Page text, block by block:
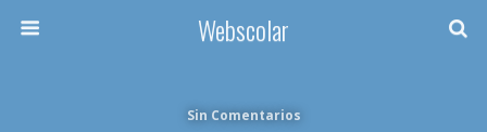
Webscolar
Sin Comentarios